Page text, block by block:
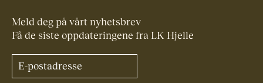
Meld deg på vårt nyhetsbrev
Få de siste oppdateringene fra LK Hjelle